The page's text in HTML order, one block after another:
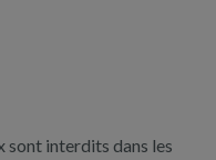
sont interdits dans les